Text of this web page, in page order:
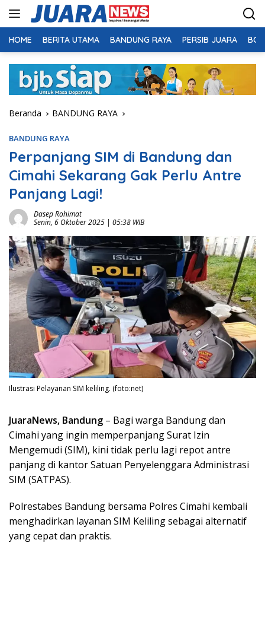
HOME BERITA UTAMA BANDUNG RAYA PERSIB JUARA
Beranda BANDUNG RAYA
BANDUNG RAYA
Perpanjang SIM di Bandung dan
Cimahi Sekarang Gak Perlu Antre
Panjang Lagi!
Dasep Rohimat
Senin, 6 Oktober 2025 | 05:38 WIB
Ilustrasi Pelayanan SIM keliling. (foto:net)
JuaraNews, Bandung – Bagi warga Bandung dan
Cimahi yang ingin memperpanjang Surat Izin
Mengemudi (SIM), kini tidak perlu lagi repot antre
panjang di kantor Satuan Penyelenggara Administrasi
SIM (SATPAS).
Polrestabes Bandung bersama Polres Cimahi kembali
menghadirkan layanan SIM Keliling sebagai alternatif
yang cepat dan praktis.